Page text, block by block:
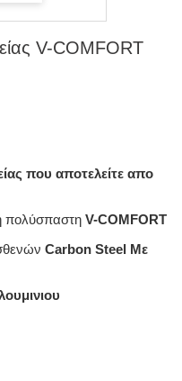
V-COMFORT
που αποτελείτε απο
πολύσπαστη V-COMFORT
Carbon Steel Με